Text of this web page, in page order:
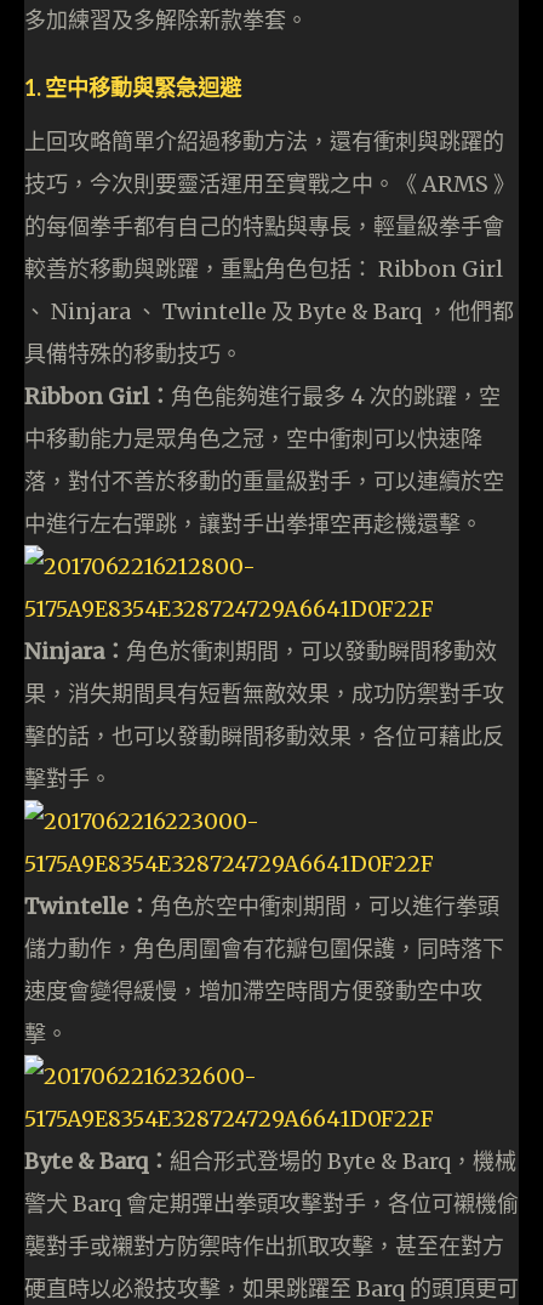
多加練習及多解除新款拳套。
1. 空中移動與緊急迴避
上回攻略簡單介紹過移動方法，還有衝刺與跳躍的
技巧，今次則要靈活運用至實戰之中。《 ARMS 》
的每個拳手都有自己的特點與專長，輕量級拳手會
較善於移動與跳躍，重點角色包括： Ribbon Girl
、 Ninjara 、 Twintelle 及 Byte & Barq ，他們都
具備特殊的移動技巧。
Ribbon Girl： 角色能夠進行最多 4 次的跳躍，空
中移動能力是眾角色之冠，空中衝刺可以快速降
落，對付不善於移動的重量級對手，可以連續於空
中進行左右彈跳，讓對手出拳揮空再趁機還擊。
Ninjara： 角色於衝刺期間，可以發動瞬間移動效
果，消失期間具有短暫無敵效果，成功防禦對手攻
擊的話，也可以發動瞬間移動效果，各位可藉此反
擊對手。
Twintelle： 角色於空中衝刺期間，可以進行拳頭
儲力動作，角色周圍會有花瓣包圍保護，同時落下
速度會變得緩慢，增加滯空時間方便發動空中攻
擊。
Byte & Barq： 組合形式登場的 Byte & Barq，機械
警犬 Barq 會定期彈出拳頭攻擊對手，各位可襯機偷
襲對手或襯對方防禦時作出抓取攻擊，甚至在對方
硬直時以必殺技攻擊，如果跳躍至 Barq 的頭頂更可